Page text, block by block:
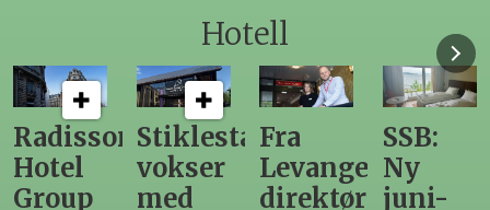
Hotell
Stiklestad
vokser
med
Fra
Levanger-
direktør
Ny
juni-